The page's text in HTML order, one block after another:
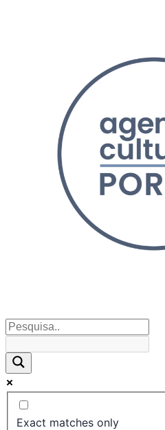
Exact matches only